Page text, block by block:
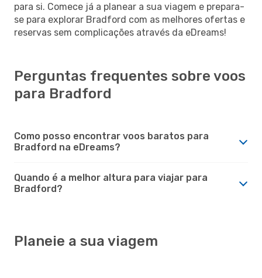
para si. Comece já a planear a sua viagem e prepara-
se para explorar Bradford com as melhores ofertas e
reservas sem complicações através da eDreams!
Perguntas frequentes sobre voos
para Bradford
Como posso encontrar voos baratos para
Bradford na eDreams?
Quando é a melhor altura para viajar para
Bradford?
Planeie a sua viagem